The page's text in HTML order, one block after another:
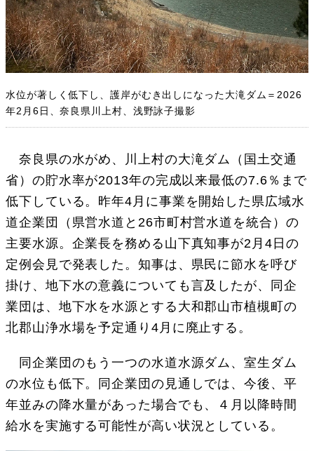
水位が著しく低下し、護岸がむき出しになった大滝ダム＝2026
年2月6日、奈良県川上村、浅野詠子撮影
奈良県の水がめ、川上村の大滝ダム（国土交通
省）の貯水率が2013年の完成以来最低の7.6％まで
低下している。昨年4月に事業を開始した県広域水
道企業団（県営水道と26市町村営水道を統合）の
主要水源。企業長を務める山下真知事が2月4日の
定例会見で発表した。知事は、県民に節水を呼び
掛け、地下水の意義についても言及したが、同企
業団は、地下水を水源とする大和郡山市植槻町の
北郡山浄水場を予定通り4月に廃止する。
同企業団のもう一つの水道水源ダム、室生ダム
の水位も低下。同企業団の見通しでは、今後、平
年並みの降水量があった場合でも、４月以降時間
給水を実施する可能性が高い状況としている。